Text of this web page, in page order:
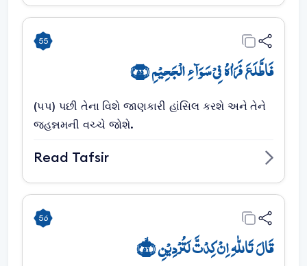
55
فَاطَّلَعَ فَرَاٰہُ فِیۡ سَوَآءِ الۡجَحِیۡمِ ﴿۵۵﴾
(૫૫) પછી તેના વિશે જાણકારી હાંસિલ કરશે અને તેને
જહન્નમની વચ્ચે જોશે.
Read Tafsir
56
قَالَ تَاللّٰہِ اِنۡ کِدۡتَّ لَتُرۡدِیۡنِ ﴿ۙ۵۶﴾